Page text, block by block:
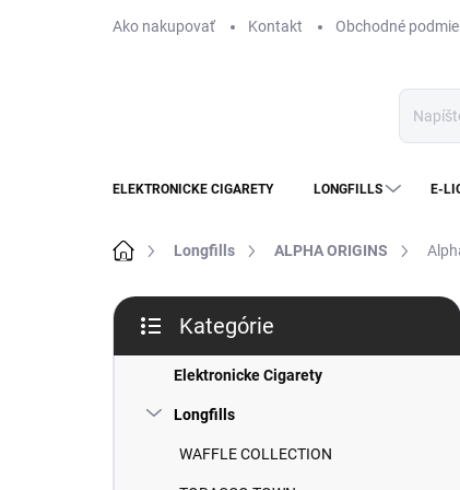
Ako nakupovať Kontakt Obchodné
ELEKTRONICKE CIGARETY LONGFILLS E-
DomovLongfills ALPHA ORIGINS
B
č
kategórie
Kategórie
Elektronicke Cigarety
Longfills
WAFFLE COLLECTION